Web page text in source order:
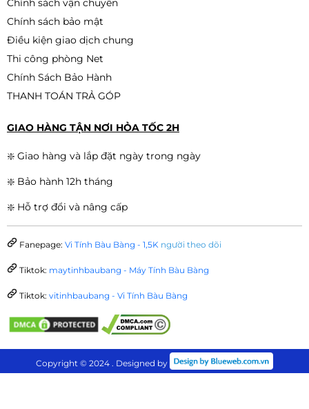
Chính sách vận chuyển
Chính sách bảo mật
Điều kiện giao dịch chung
Thi công phòng Net
Chính Sách Bảo Hành
THANH TOÁN TRẢ GÓP
GIAO HÀNG TẬN NƠI HỎA TỐC 2H
❇️ Giao hàng và lắp đặt ngày trong ngày
❇️ Bảo hành 12h tháng
❇️ Hỗ trợ đổi và nâng cấp
Fanepage: Vi Tính Bàu Bàng - 1,5K người theo dõi
Tiktok: maytinhbaubang - Máy Tính Bàu Bàng
Tiktok: vitinhbaubang - Vi Tính Bàu Bàng
Copyright © 2024 . Designed by